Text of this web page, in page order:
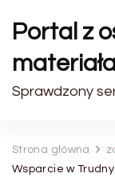
Portal z
Sprawdzony
Strona główna
Wsparcie w